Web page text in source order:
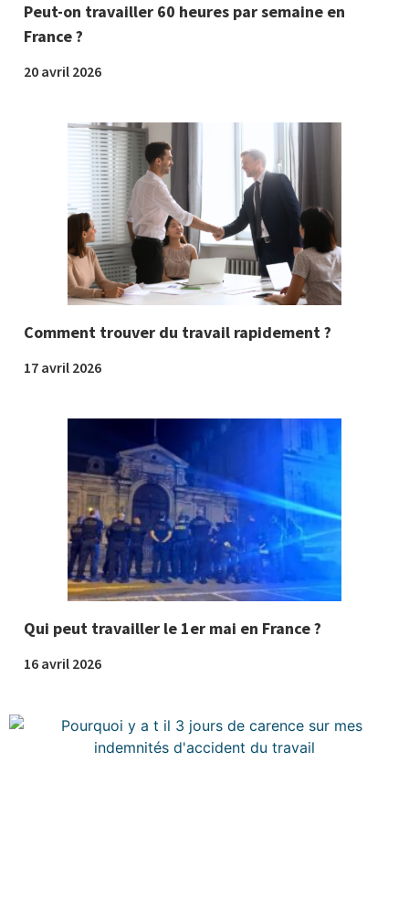
Peut-on travailler 60 heures par semaine en
France ?
20 avril 2026
Comment trouver du travail rapidement ?
17 avril 2026
Qui peut travailler le 1er mai en France ?
16 avril 2026